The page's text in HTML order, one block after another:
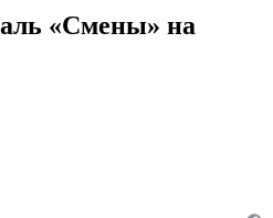
«Смены» на